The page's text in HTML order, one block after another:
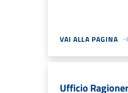
VAI ALLA PAGINA
Ufficio